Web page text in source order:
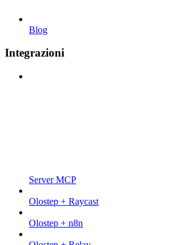
Blog
Integrazioni
Server MCP
Olostep + Raycast
Olostep + n8n